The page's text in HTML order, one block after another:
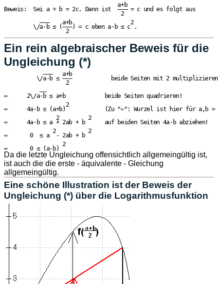
                                   a+b
Beweis:  Sei a + b = 2c. Dann ist  ——— = c und es folgt aus
                                    2
           ———    a+b                  2
         \/a·b ≤ (———) = c eben a·b ≤ c .
                   2
Ein rein algebraischer Beweis für die
Ungleichung (*)
            ———   a+b
\/a·b ≤ ———            beide Seiten mit 2
                   2
           ——
⇔      2\/a·b ≤ a+b            beide Seiten quadrieren!
                   2
⇔      4a·b ≤ (a+b)            (Zu "⇐": Wurzel ist hier für a,b >
                2         2
⇔      4a·b ≤ a + 2ab + b      auf beiden Seiten 4a·b abziehen!
               2          2
⇔       0  ≤ a  - 2ab + b
                  2
Da die letzte Ungleichung offensichtlich allgemeingültig ist,
ist auch die die erste - äquivalente - Gleichung
allgemeingültig.
Eine schöne Illustration ist der Beweis der
Ungleichung (*) über die Logarithmusfunktion